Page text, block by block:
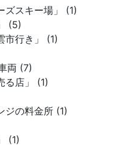
ズスキー場」 (1)
(5)
市行き」 (1)
両 (7)
る店」 (1)
ジの料金所 (1)
(1)